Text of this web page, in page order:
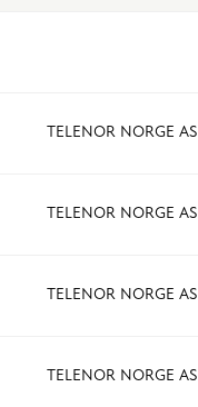
TELENOR NORGE AS
TELENOR NORGE AS
TELENOR NORGE AS
TELENOR NORGE AS